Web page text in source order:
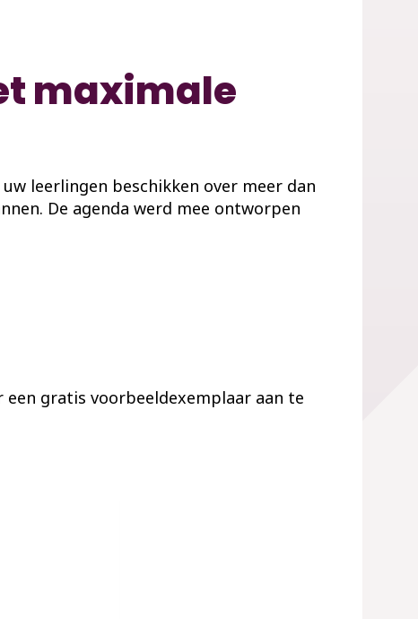
maximale
leerlingen beschikken over meer dan
De agenda werd mee ontworpen
een gratis voorbeeldexemplaar aan te